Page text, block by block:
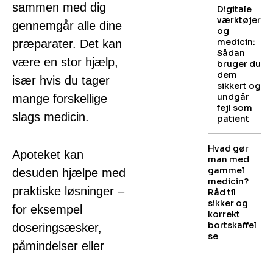
sammen med dig
gennemgår alle dine
præparater. Det kan
være en stor hjælp,
især hvis du tager
mange forskellige
slags medicin.
Apoteket kan
desuden hjælpe med
praktiske løsninger –
for eksempel
doseringsæsker,
påmindelser eller
Digitale
værktøjer
og
medicin:
Sådan
bruger du
dem
sikkert og
undgår
fejl som
patient
Hvad gør
man med
gammel
medicin?
Råd til
sikker og
korrekt
bortskaffel
se